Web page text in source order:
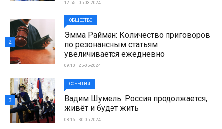
12:55 | 05-03-2024
ОБЩЕСТВО
Эмма Райман: Количество приговоров
по резонансным статьям
увеличивается ежедневно
09:10 | 25-05-2024
2
СОБЫТИЯ
Вадим Шумель: Россия продолжается,
живёт и будет жить
08:16 | 30-05-2024
3